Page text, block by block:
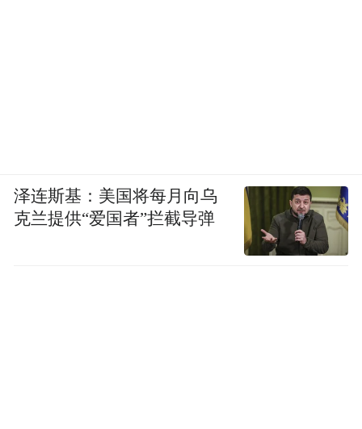
泽连斯基：美国将每月向乌
克兰提供“爱国者”拦截导弹